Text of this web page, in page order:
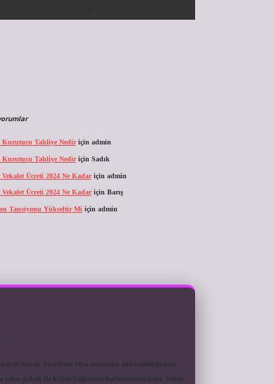
Kurutucu Tahliye Nediriçin admin
Kurutucu Tahliye Nediriçin Sadık
Vekalet Ücreti 2024 Ne Kadariçin admin
Vekalet Ücreti 2024 Ne Kadariçin Barış
Tansiyonu Yükseltir Mi için admin
olarak denetleme veya araştırma yükümlülüğümüz
şirketi ile hiçbir bağlantısı bulunmamaktadır. Sitede